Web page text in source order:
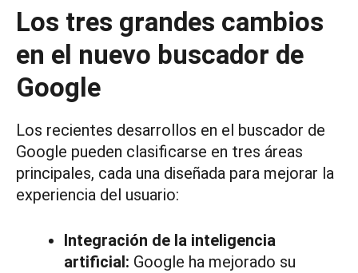
Los tres grandes cambios
en el nuevo buscador de
Google
Los recientes desarrollos en el buscador de
Google pueden clasificarse en tres áreas
principales, cada una diseñada para mejorar la
experiencia del usuario:
Integración de la inteligencia
artificial: Google ha mejorado su